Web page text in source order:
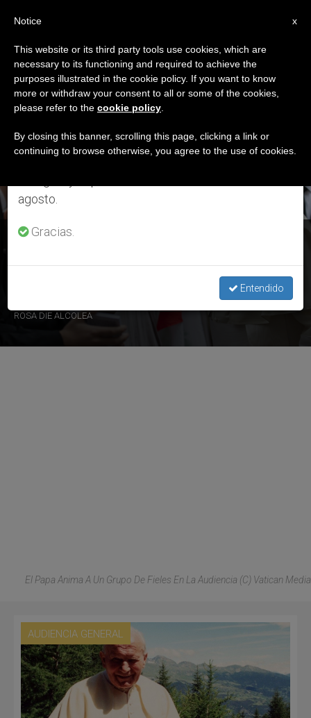
ETIQUETA
Posts Tagged ‘belleza’
ÚLTIMAS NOTICIAS
Catequesis del Papa: Construir un futuro con la contribución
ROSA DIE ALCOLEA
El Papa Anima A Un Grupo De Fieles En La Audiencia (C) Vatican Media
AUDIENCIA GENERAL
×
Aviso importante
Del 27 de julio al 7 de agosto haremos la pausa
anual, aprovechando que en el periodo de verano
se generan menos informaciones y también el
agosto.
Gracias.
Entendido
x
Notice
This website or its third party tools use cookies, which are
necessary to its functioning and required to achieve the
purposes illustrated in the cookie policy. If you want to know
more or withdraw your consent to all or some of the cookies,
please refer to the cookie policy
By closing this banner, scrolling this page, clicking a link or
continuing to browse otherwise, you agree to the use of cookies.